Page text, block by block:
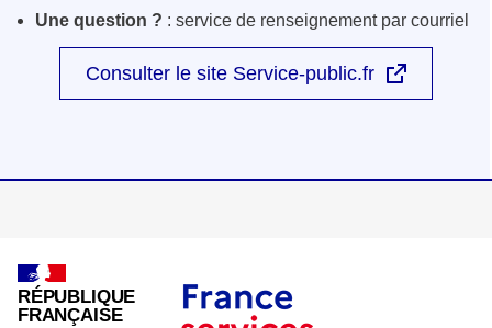
Une question ? : service de renseignement par courriel
Consulter le site Service-public.fr
RÉPUBLIQUE
FRANÇAISE